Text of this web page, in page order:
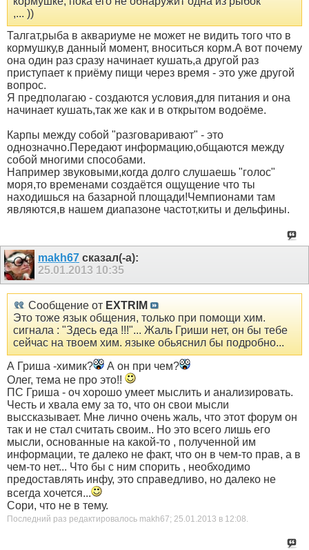
,... ))
Талгат,рыба в аквариуме не может не видить того что в
кормушку,в данный момент, вноситься корм.А вот почему
она один раз сразу начинает кушать,а другой раз
приступает к приёму пищи через время - это уже другой
вопрос.
Я предполагаю - создаются условия,для питания и она
начинает кушать,так же как и в открытом водоёме.
Карпы между собой "разговаривают" - это
однозначно.Передают информацию,общаются между
собой многими способами.
Например звуковыми,когда долго слушаешь "голос"
моря,то временами создаётся ощущение что ты
находишься на базарной площади!Чемпионами там
являются,в нашем диапазоне частот,киты и дельфины.
makh67 сказал(-а):
25.01.2013 10:35
Сообщение от EXTRIM
Это тоже язык общения, только при помощи хим.
сигнала : "Здесь еда !!!"... Жаль Гриши нет, он бы тебе
сейчас на твоем хим. языке обьяснил бы подробно...
А Гриша -химик?
А он при чем?
Олег, тема не про это!!
ПС Гриша - оч хорошо умеет мыслить и анализировать.
Честь и хвала ему за то, что он свои мысли
выссказывает. Мне лично очень жаль, что этот форум он
так и не стал считать своим.. Но это всего лишь его
мысли, основанные на какой-то , полученной им
информации, те далеко не факт, что он в чем-то прав, а в
чем-то нет... Что бы с ним спорить , необходимо
предоставлять инфу, это справедливо, но далеко не
всегда хочется...
Сори, что не в тему.
Последний раз редактировалось makh67; 25.01.2013 в 12:08.